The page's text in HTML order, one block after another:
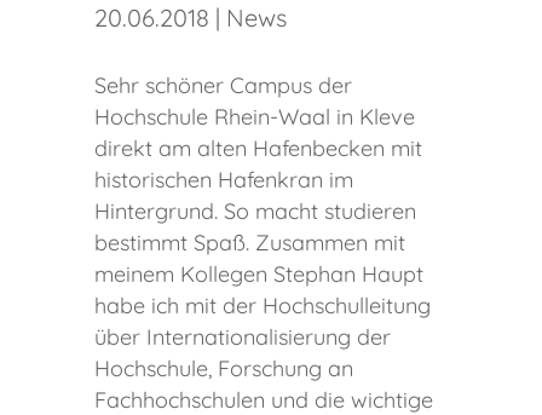
20.06.2018 | News
Sehr schöner Campus der
Hochschule Rhein-Waal in Kleve
direkt am alten Hafenbecken mit
historischen Hafenkran im
Hintergrund. So macht studieren
bestimmt Spaß. Zusammen mit
meinem Kollegen Stephan Haupt
habe ich mit der Hochschulleitung
über Internationalisierung der
Hochschule, Forschung an
Fachhochschulen und die wichtige